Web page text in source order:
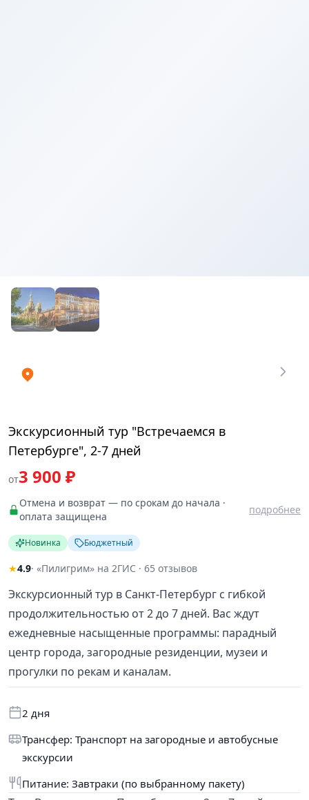
Экскурсионный тур "Встречаемся в
Петербурге", 2-7 дней
от3 900 ₽
Отмена и возврат — по срокам до начала ·
оплата защищена
подробнее
Новинка Бюджетный
★4.9· «Пилигрим» на 2ГИС · 65 отзывов
Экскурсионный тур в Санкт-Петербург с гибкой
продолжительностью от 2 до 7 дней. Вас ждут
ежедневные насыщенные программы: парадный
центр города, загородные резиденции, музеи и
прогулки по рекам и каналам.
2 дня
Трансфер: Транспорт на загородные и автобусные
экскурсии
Питание: Завтраки (по выбранному пакету)